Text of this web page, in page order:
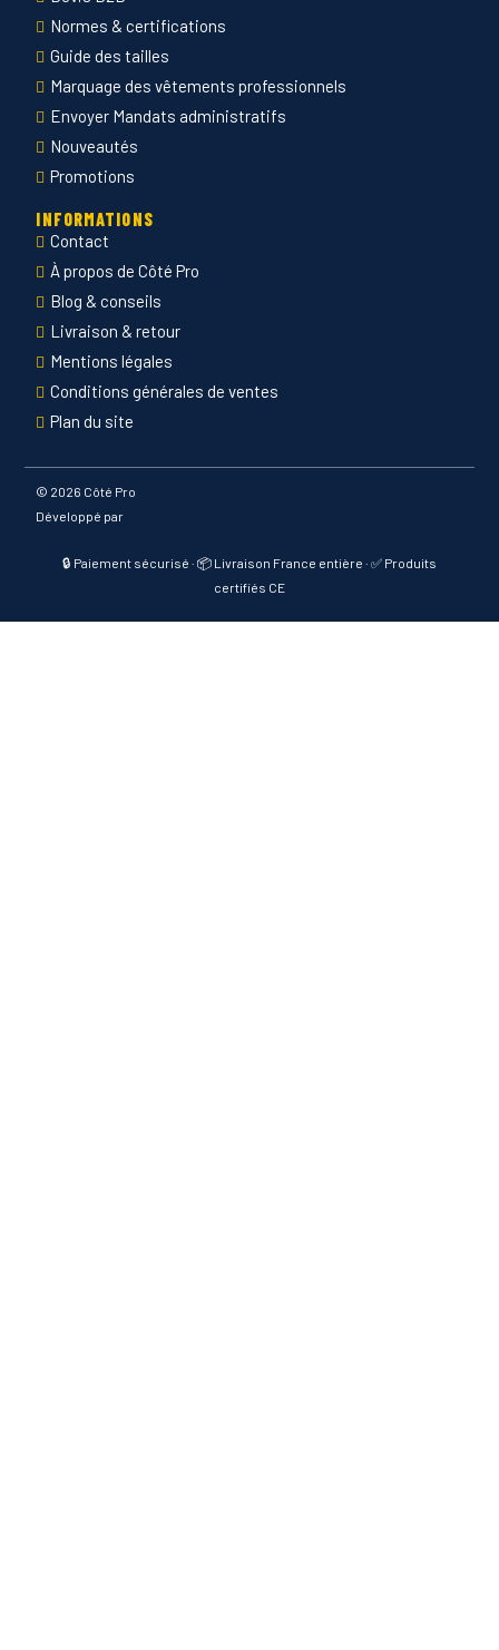
Normes & certifications
Guide des tailles
Marquage des vêtements professionnels
Envoyer Mandats administratifs
Nouveautés
Promotions
INFORMATIONS
Contact
À propos de Côté Pro
Blog & conseils
Livraison & retour
Mentions légales
Conditions générales de ventes
Plan du site
© 2026 Côté Pro
Développé par
🔒 Paiement sécurisé · 📦 Livraison France entière · ✅ Produits
certifiés CE